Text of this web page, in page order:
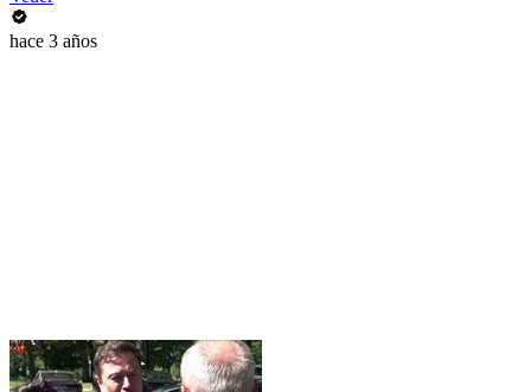
hace 3 años